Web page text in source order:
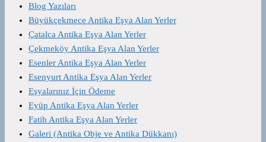
Blog Yazıları
Büyükçekmece Antika Eşya Alan Yerler
Çatalca Antika Eşya Alan Yerler
Çekmeköy Antika Eşya Alan Yerler
Esenler Antika Eşya Alan Yerler
Esenyurt Antika Eşya Alan Yerler
Eşyalarınız İçin Ödeme
Eyüp Antika Eşya Alan Yerler
Fatih Antika Eşya Alan Yerler
Galeri (Antika Obje ve Antika Dükkanı)